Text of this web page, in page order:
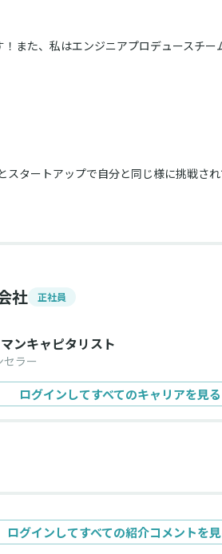
また、私はエンジニアプロデュースチ
タートアップで自分と同じ様に挑戦さ
社
正社員
ンキャピタリスト
ラー
ログインしてすべてのキャリアを見る
ログインしてすべての紹介コメントを